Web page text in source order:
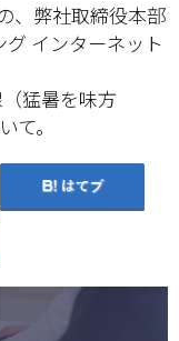
、弊社取締役本部
インターネット
猛暑を味方
て。